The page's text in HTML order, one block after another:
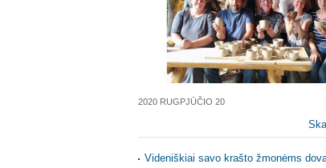
2020 RUGPJŪČIO 20
Videniškiai savo krašto žmonėms